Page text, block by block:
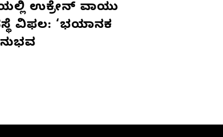
ಉಕ್ರೇನ್ ವಾಯು
ವಿಫಲ: ‘ಭಯಾನಕ